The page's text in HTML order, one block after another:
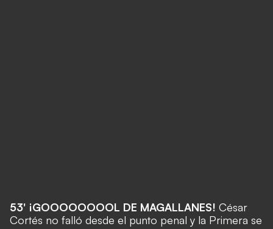
53' ¡GOOOOOOOOL DE MAGALLANES! César
Cortés no falló desde el punto penal y la Primera se